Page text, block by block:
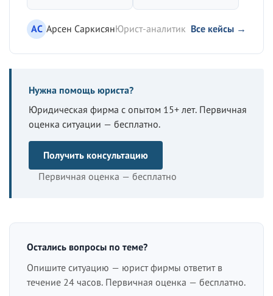
АС Арсен СаркисянЮрист-аналитик Все кейсы →
Нужна помощь юриста?
Юридическая фирма с опытом 15+ лет. Первичная
оценка ситуации — бесплатно.
Получить консультацию
Первичная оценка — бесплатно
Остались вопросы по теме?
Опишите ситуацию — юрист фирмы ответит в
течение 24 часов. Первичная оценка — бесплатно.